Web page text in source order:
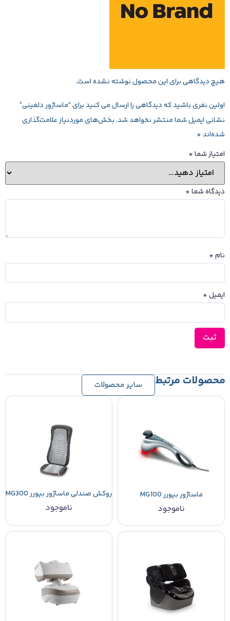
هیچ دیدگاهی برای این محصول نوشته نشده است.
اولین نفری باشید که دیدگاهی را ارسال می کنید برای “ماساژور دلفینی”
نشانی ایمیل شما منتشر نخواهد شد.بخش‌های موردنیاز علامت‌گذاری
شده‌اند*
امتیاز شما*
دیدگاه شما*
نام*
ایمیل*
محصولات مرتبط سایر محصولات
ماساژور بیورر MG100
ناموجود
روکش صندلی ماساژور بیورر MG300
ناموجود